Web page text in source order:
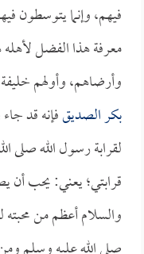
فيهم، وإنما يتوسطون
معرفة هذا الفضل
وأرضاهم، وأولهم
بكر الصديقفإنه قد
لقرابة رسول الله صلى
قرابتي؛ يعني: يحب أن
والسلام أعظم من